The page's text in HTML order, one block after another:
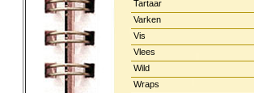
Tartaar
Varken
Vis
Vlees
Wild
Wraps